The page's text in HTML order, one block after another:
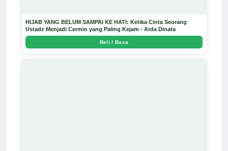
HIJAB YANG BELUM SAMPAI KE HATI: Ketika Cinta Seorang
Ustadz Menjadi Cermin yang Paling Kejam - Arda Dinata
Beli / Baca